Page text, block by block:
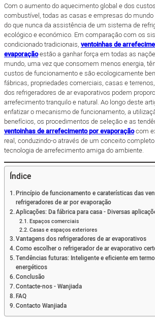
Com o aumento do aquecimento global e dos
combustível, todas as casas e empresas do
do que nunca da assistência de um sistema de
ecológico e económico. Em comparação com os
condicionado tradicionais, ventoinhas de
evaporaçãoestão a ganhar força em todas as
mundo, uma vez que consomem menos energia,
custos de funcionamento e são ecologicamente
fábricas, propriedades comerciais, casas e
dos refrigeradores de ar evaporativos podem
arrefecimento tranquilo e natural. Ao longo deste
enfatizar o mecanismo de funcionamento, a
benefícios, os procedimentos de seleção e as
ventoinhas de arrefecimento por evaporaçãocom
real, conduzindo-o através de um conceito
tecnologia de arrefecimento amiga do ambiente.
Índice
Princípio de funcionamento e caraterísticas das
refrigeradores de ar por evaporação
Aplicações: Da fábrica para casa - Diversas
Espaços comerciais
Casas e espaços exteriores
Vantagens dos refrigeradores de ar evaporativos
Como escolher o refrigerador de ar evaporativo
Tendências futuras: Inteligente e eficiente em
energéticos
Conclusão
Contacte-nos - Wanjiada
FAQ
Contacto Wanjiada